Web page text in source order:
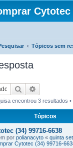
Cytotec
Tópicos sem
Pesquisar
encontrou 3 resultados •
Tópicos
(34) 99716-6638
por polianacyto « quinta
Cytotec (34) 99716-